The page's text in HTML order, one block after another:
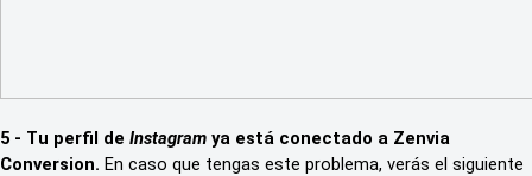
5 - Tu perfil de Instagram ya está conectado a Zenvia
Conversion. En caso que tengas este problema, verás el siguiente